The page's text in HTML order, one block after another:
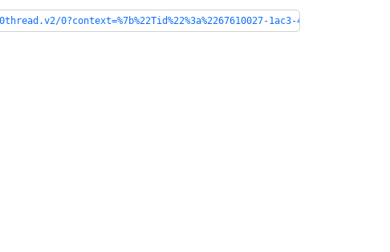
0?context=%7b%22Tid%22%3a%2267610027-1ac3-49b6-8641-